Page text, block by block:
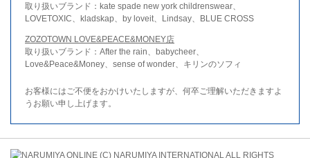
取り扱いブランド：kate spade new york childrenswear、
LOVETOXIC、kladskap、by loveit、Lindsay、BLUE CROSS
ZOZOTOWN LOVE&PEACE&MONEY店
取り扱いブランド：After the rain、babycheer、
Love&Peace&Money、sense of wonder、キリンのソフィ
お客様にはご不便をおかけいたしますが、何卒ご理解いただきますよ
うお願い申し上げます。